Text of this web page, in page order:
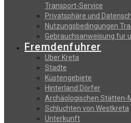
Transport-Service
Privatsphäre und
Nutzungsbedingungen
Gebrauchsanweisung fur
Fremdenfuhrer
Uber Kreta
Stadte
Küstengebiete
Hinterland Dörfer
Archäologischen Stätten-
Schluchten von Westkreta
Unterkunft